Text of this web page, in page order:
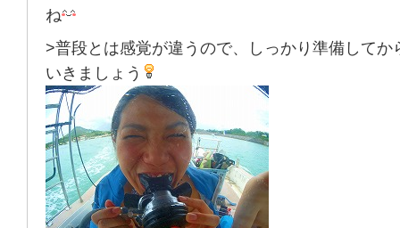
ね
>普段とは感覚が違うので、しっかり準備してか
いきましょう